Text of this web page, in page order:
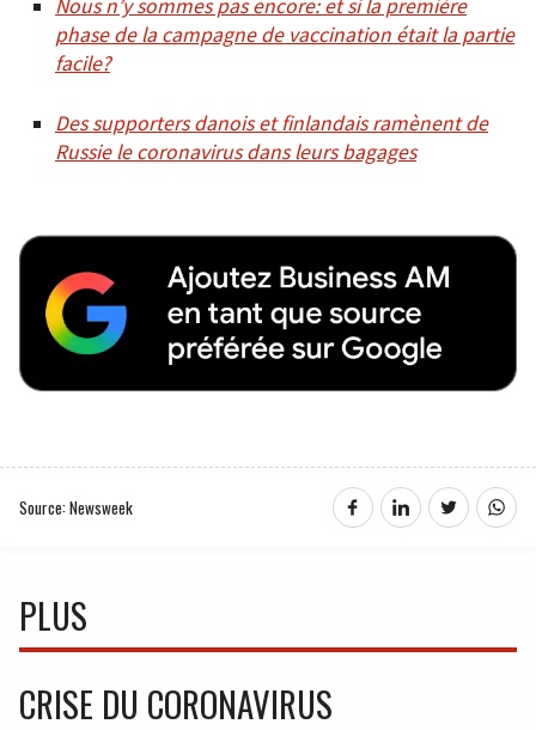
Nous n’y sommes pas encore: et si la première
phase de la campagne de vaccination était la partie
facile?
Des supporters danois et finlandais ramènent de
Russie le coronavirus dans leurs bagages
Source: Newsweek
PLUS
CRISE DU CORONAVIRUS